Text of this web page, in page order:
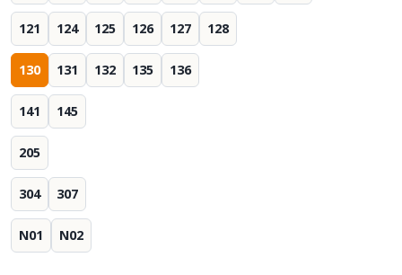
121 124 125 126 127 128
130 131 132 135 136
141 145
205
304 307
N01 N02